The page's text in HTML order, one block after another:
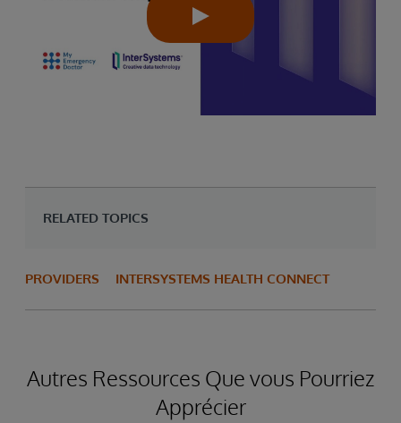
RELATED TOPICS
PROVIDERS INTERSYSTEMS HEALTH CONNECT
Autres Ressources Que vous Pourriez
Apprécier